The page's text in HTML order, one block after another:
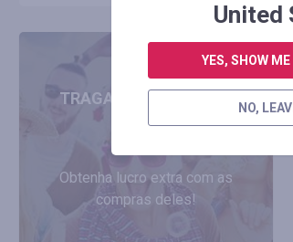
TRAGA SEUS AMIGOS!
Obtenha lucro extra com as
compras deles!
United
YES, SHOW
NO,